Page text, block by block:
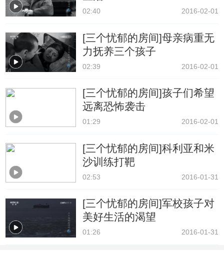
02:40 2016-02-01
[三个忧郁的房间]母亲病重无
力抚养三个孩子
02:39 2016-02-01
[三个忧郁的房间]孩子们希望
远离恐怖袭击
01:29 2016-02-01
[三个忧郁的房间]科利亚和米
沙训练打靶
02:53 2016-01-31
[三个忧郁的房间]军校孩子对
美好生活的渴望
01:26 2016-01-31